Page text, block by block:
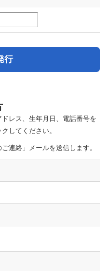
行
レス、生年月日、電話番号を
してください。
連絡」メールを送信します。